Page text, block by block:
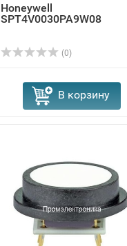
Honeywell
SPT4V0030PA9W08
(0)
В корзину